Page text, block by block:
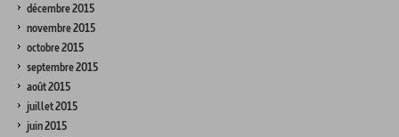
décembre 2015
novembre 2015
octobre 2015
septembre 2015
août 2015
juillet 2015
juin 2015